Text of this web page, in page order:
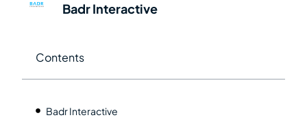
Badr Interactive
Contents
Badr Interactive